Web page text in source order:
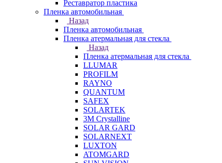
Реставратор пластика
Пленка автомобильная
Назад
Пленка автомобильная
Пленка атермальная для стекла
Назад
Пленка атермальная для стекла
LLUMAR
PROFILM
RAYNO
QUANTUM
SAFEX
SOLARTEK
3M Crystalline
SOLAR GARD
SOLARNEXT
LUXTON
ATOMGARD